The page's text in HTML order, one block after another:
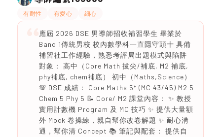
有耐性 有愛心 細心
應屆 2026 DSE 男導師招收補習學生 畢業於
Band 1傳統男校 校內數學科一直隱守頭十 具備
補習社工作經驗，熟悉考評局出題模式與陷阱
對象： 高中（Core Math 拔尖/補底, M2 補底,
phy補底, chem補底） 初中（Maths,Science）
💯 DSE 成績： Core Maths 5* (MC 43/45) M2 5
Chem 5 Phy 5 📝 Core/ M2 課堂內容： ✨ 教授
實用計數機 Program 及 MC 技巧 ✨ 提供大量額
外 Mock 卷操練，親自幫你改卷解題 ✨ 耐心溝
通，幫你清 Concept 📚 筆記與配套： 提供自